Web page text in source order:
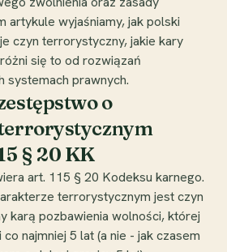
artykule wyjaśniamy, jak polski
czyn terrorystyczny, jakie kary
się to od rozwiązań
systemach prawnych.
o
§ 20 KK
art. 115 § 20 Kodeksu karnego.
terrorystycznym jest czyn
karą pozbawienia wolności, której
najmniej 5 lat (a nie - jak czasem